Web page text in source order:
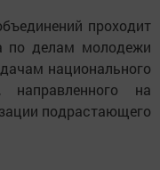
проходит
по делам молодежи
национального
на
подрастающего